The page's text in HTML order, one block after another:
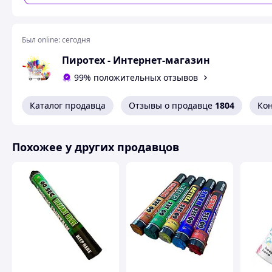
Пачкает одежду*
В нашем интернет-магазине представлены более
насыщенности и времени работы.
Безопасен ли черный дым
интернет-магазине Пиротехпредставлены только
правильном применении они являются абсолютно
Был online:сегодня
Пиротех - Интернет-магазин
99% положительных отзывов
Каталог продавца Отзывы о продавце 1804
Похожее у других продавцов